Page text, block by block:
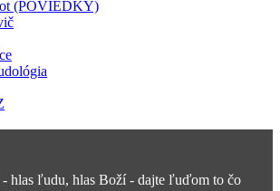
(POVIEDKY)
hlas ľudu, hlas Boží - dajte ľuďom to čo